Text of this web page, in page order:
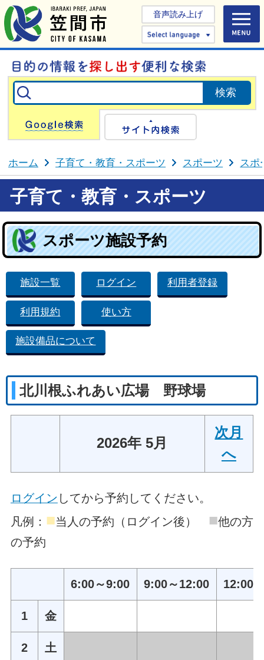
音声読み上げ
Select
Google検索
ホーム 子育て・教育・スポーツ スポーツ スポ
子育て・教育・スポーツ
スポーツ施設予約
施設一覧 ログイン 利用者登録
利用規約 使い方
施設備品について
北川根ふれあい広場 野球場
2026年 5月
次月
へ
ログイン してから予約してください。
凡例： ■当人の予約（ログイン後） ■他の方
の予約
6:00～9:00 9:00～12:00 12:00
1 金
2 土